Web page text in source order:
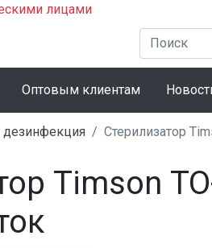
лицами
Оптовым клиентам
дезинфекция Стерилизатор
Timson